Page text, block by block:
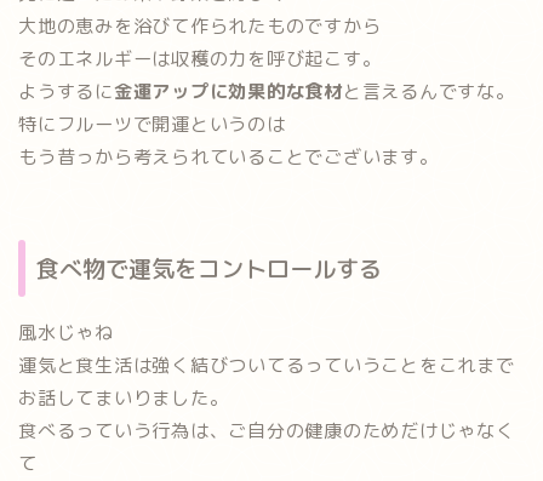
大地の恵みを浴びて作られたものですから
そのエネルギーは収穫の力を呼び起こす。
ようするに金運アップに効果的な食材と言えるんですな。
特にフルーツで開運というのは
もう昔っから考えられていることでございます。
食べ物で運気をコントロールする
風水じゃね
運気と食生活は強く結びついてるっていうことをこれまで
お話してまいりました。
食べるっていう行為は、ご自分の健康のためだけじゃなく
て